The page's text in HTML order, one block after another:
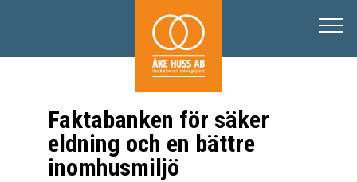
För villa och småhus
OVK
Täthetsprovning och besiktning
Radon
SSR Godkänd besiktning
Boka tjänst
Faktabanken för säker
eldning och en bättre
inomhusmiljö